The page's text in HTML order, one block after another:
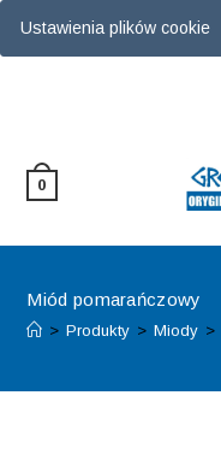
Ustawienia plików cookie
0
Miód pomarańczowy
> Produkty > Miody >